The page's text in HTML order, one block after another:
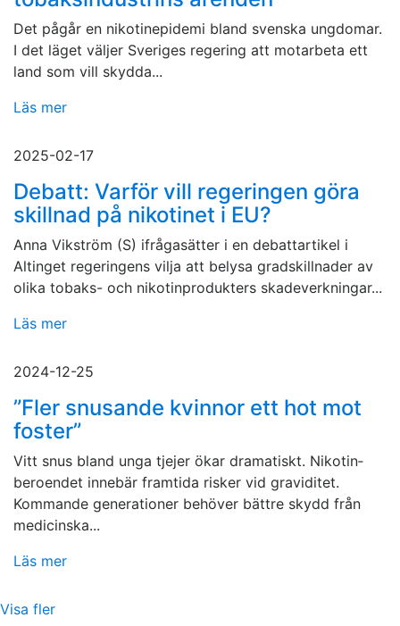
Det pågår en nikotinepidemi bland svenska ungdomar.
I det läget väljer Sveriges regering att motarbeta ett
land som vill skydda...
Läs mer
2025-02-17
Debatt: Varför vill regeringen göra
skillnad på nikotinet i EU?
Anna Vikström (S) ifrågasätter i en debattartikel i
Altinget regeringens vilja att belysa gradskillnader av
olika tobaks- och nikotinprodukters skadeverkningar...
Läs mer
2024-12-25
”Fler snusande kvinnor ett hot mot
foster”
Vitt snus bland unga tjejer ökar dramatiskt. Nikotin­
beroendet innebär framtida risker vid graviditet.
Kommande generationer behöver bättre skydd från
medicinska...
Läs mer
Visa fler